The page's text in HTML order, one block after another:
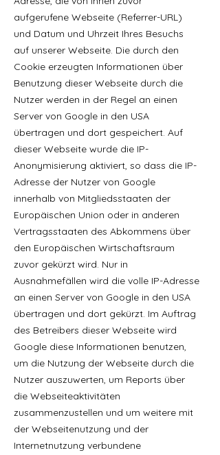
aufgerufene Webseite (Referrer-URL)
und Datum und Uhrzeit Ihres Besuchs
auf unserer Webseite. Die durch den
Cookie erzeugten Informationen über
Benutzung dieser Webseite durch die
Nutzer werden in der Regel an einen
Server von Google in den USA
übertragen und dort gespeichert. Auf
dieser Webseite wurde die IP-
Anonymisierung aktiviert, so dass die IP-
Adresse der Nutzer von Google
innerhalb von Mitgliedsstaaten der
Europäischen Union oder in anderen
Vertragsstaaten des Abkommens über
den Europäischen Wirtschaftsraum
zuvor gekürzt wird. Nur in
Ausnahmefällen wird die volle IP-Adresse
an einen Server von Google in den USA
übertragen und dort gekürzt. Im Auftrag
des Betreibers dieser Webseite wird
Google diese Informationen benutzen,
um die Nutzung der Webseite durch die
Nutzer auszuwerten, um Reports über
die Webseiteaktivitäten
zusammenzustellen und um weitere mit
der Webseitenutzung und der
Internetnutzung verbundene